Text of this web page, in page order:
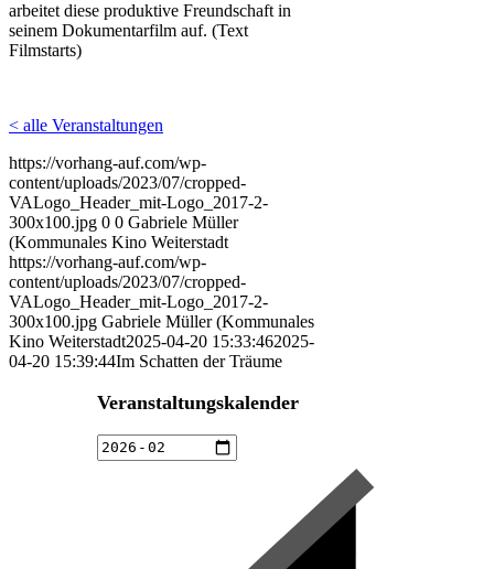
arbeitet diese produktive Freundschaft in
seinem Dokumentarfilm auf. (Text
Filmstarts)
< alle Veranstaltungen
https://vorhang-auf.com/wp-
content/uploads/2023/07/cropped-
VALogo_Header_mit-Logo_2017-2-
300x100.jpg 0 0 Gabriele Müller
(Kommunales Kino Weiterstadt
https://vorhang-auf.com/wp-
content/uploads/2023/07/cropped-
VALogo_Header_mit-Logo_2017-2-
300x100.jpg Gabriele Müller (Kommunales
Kino Weiterstadt2025-04-20 15:33:462025-
04-20 15:39:44Im Schatten der Träume
Veranstaltungskalender